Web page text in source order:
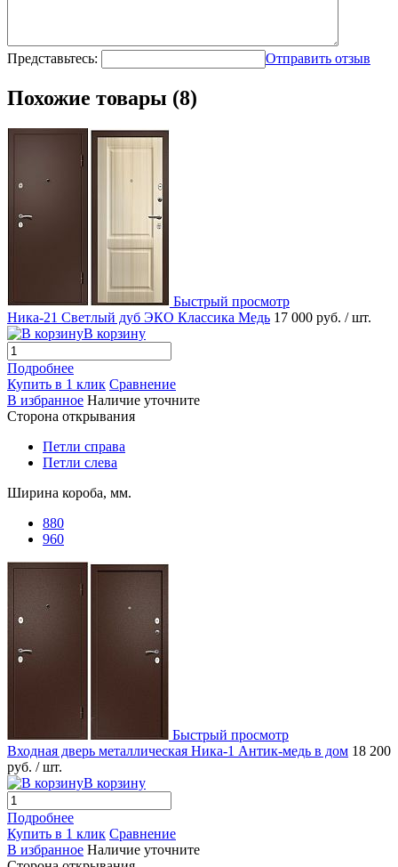
Представьтесь: Отправить отзыв
Похожие товары (8)
Быстрый просмотр
Ника-21 Светлый дуб ЭКО Классика Медь 17 000 руб. / шт.
В корзину
Подробнее
Купить в 1 клик Сравнение
В избранное Наличие уточните
Сторона открывания
Петли справа
Петли слева
Ширина короба, мм.
880
960
Быстрый просмотр
Входная дверь металлическая Ника-1 Антик-медь в дом 18 200
руб. / шт.
В корзину
Подробнее
Купить в 1 клик Сравнение
В избранное Наличие уточните